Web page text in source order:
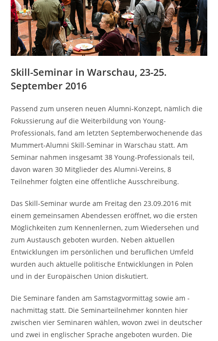
Skill-Seminar in Warschau, 23-25.
September 2016
Passend zum unseren neuen Alumni-Konzept, nämlich die
Fokussierung auf die Weiterbildung von Young-
Professionals, fand am letzten Septemberwochenende das
Mummert-Alumni Skill-Seminar in Warschau statt. Am
Seminar nahmen insgesamt 38 Young-Professionals teil,
davon waren 30 Mitglieder des Alumni-Vereins, 8
Teilnehmer folgten eine öffentliche Ausschreibung.
Das Skill-Seminar wurde am Freitag den 23.09.2016 mit
einem gemeinsamen Abendessen eröffnet, wo die ersten
Möglichkeiten zum Kennenlernen, zum Wiedersehen und
zum Austausch geboten wurden. Neben aktuellen
Entwicklungen im persönlichen und beruflichen Umfeld
wurden auch aktuelle politische Entwicklungen in Polen
und in der Europäischen Union diskutiert.
Die Seminare fanden am Samstagvormittag sowie am -
nachmittag statt. Die Seminarteilnehmer konnten hier
zwischen vier Seminaren wählen, wovon zwei in deutscher
und zwei in englischer Sprache angeboten wurden. Die